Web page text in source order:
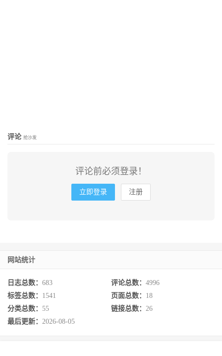
评论 抢沙发
评论前必须登录！
立即登录 注册
网站统计
日志总数： 683 评论总数： 4996
标签总数： 1541 页面总数： 18
分类总数： 55 链接总数： 26
最后更新： 2026-08-05